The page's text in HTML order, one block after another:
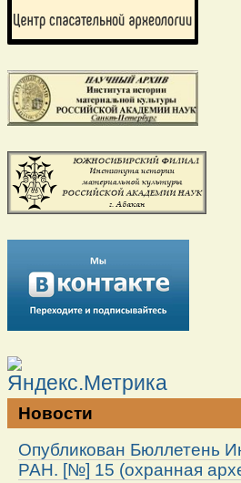
Новости
Опубликован Бюллетень
РАН. [№] 15 (охранная